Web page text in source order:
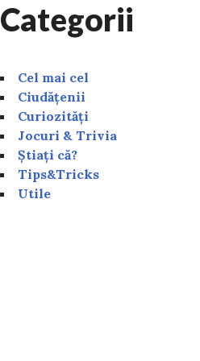
Categorii
Cel mai cel
Ciudățenii
Curiozități
Jocuri & Trivia
Știați că?
Tips&Tricks
Utile